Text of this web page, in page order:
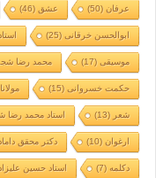
عرفان(50) عشق (46)
ابوالحسن خرقانی(25)
موسیقی(17) محمد رضا
حکمت خسروانی(15) مولانا
شعر (13) استاد محمد رضا
ارغوان(10) دکتر محقق داماد
دکلمه(7) استاد حسین